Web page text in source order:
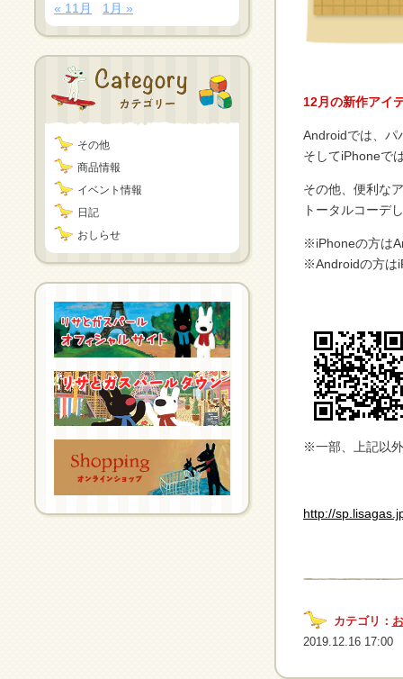
« 11月 1月 »
その他
商品情報
イベント情報
日記
おしらせ
12月の新作アイ
Androidでは、パ
そしてiPhoneで
その他、便利な
トータルコーデ
※iPhoneの方は
※Androidの方は
※一部、上記以
http://
カテゴリ：
2019.12.16 17:00